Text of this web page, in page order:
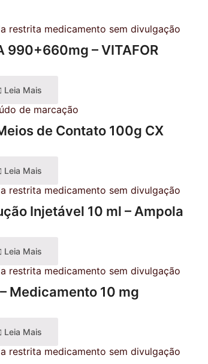
990+660mg – VITAFOR
Leia Mais
de Contato 100g CX
Leia Mais
Injetável 10 ml – Ampola
Leia Mais
Medicamento 10 mg
Leia Mais